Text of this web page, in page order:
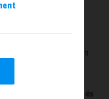
experte, la force d’un
bancs d’essais motorisés